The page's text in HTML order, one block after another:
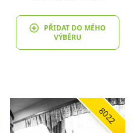
PŘIDAT DO MÉHO
VÝBĚRU
8022